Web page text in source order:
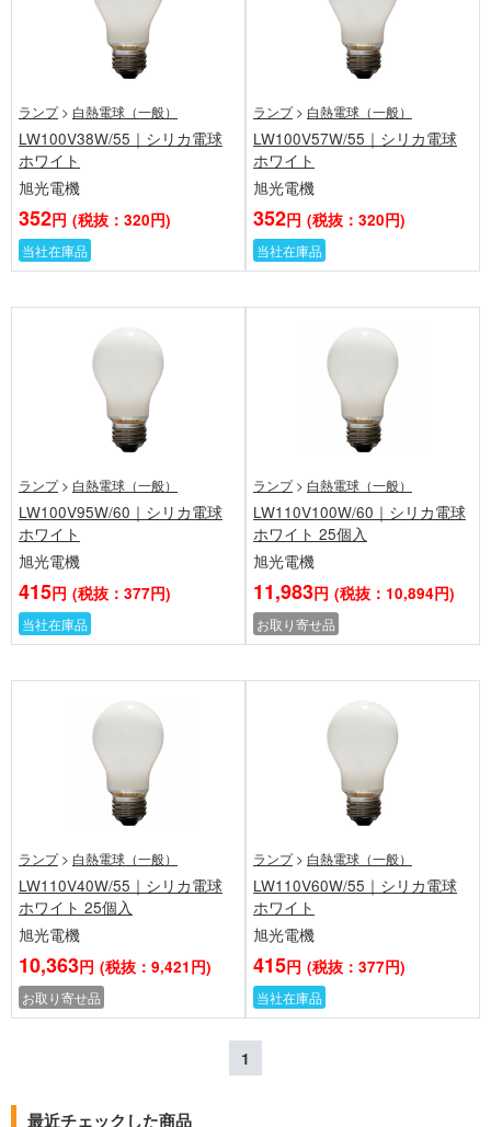
ランプ > 白熱電球（一般）
LW100V38W/55｜シリカ電球
ホワイト
旭光電機
352円 (税抜：320円)
当社在庫品
ランプ > 白熱電球（一般）
LW100V57W/55｜シリカ電球
ホワイト
旭光電機
352円 (税抜：320円)
当社在庫品
ランプ > 白熱電球（一般）
LW100V95W/60｜シリカ電球
ホワイト
旭光電機
415円 (税抜：377円)
当社在庫品
ランプ > 白熱電球（一般）
LW110V100W/60｜シリカ電球
ホワイト 25個入
旭光電機
11,983円 (税抜：10,894円)
お取り寄せ品
ランプ > 白熱電球（一般）
LW110V40W/55｜シリカ電球
ホワイト 25個入
旭光電機
10,363円 (税抜：9,421円)
お取り寄せ品
ランプ > 白熱電球（一般）
LW110V60W/55｜シリカ電球
ホワイト
旭光電機
415円 (税抜：377円)
当社在庫品
1
最近チェックした商品